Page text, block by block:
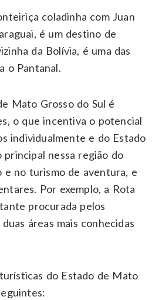
coladinha com Juan
é um destino de
da Bolívia, é uma das
o Pantanal.
Mato Grosso do Sul é
o que incentiva o potencial
individualmente e do Estado
nessa região do
e no turismo de aventura, e
Por exemplo, a Rota
procurada pelos
áreas mais conhecidas
do Estado de Mato